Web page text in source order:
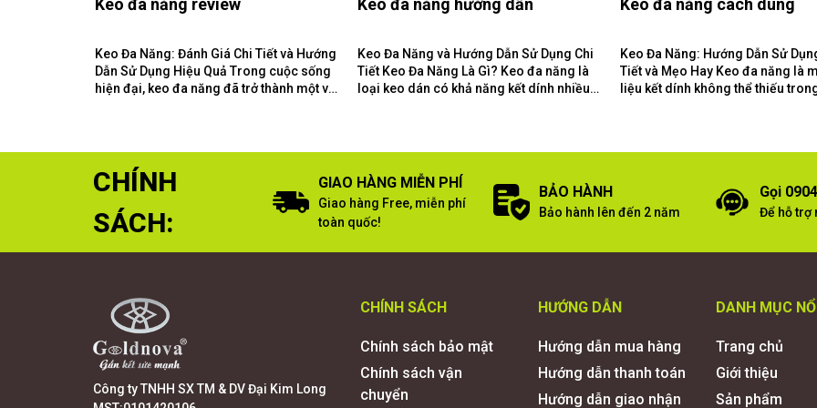
Keo Đa Năng: Đánh Giá Chi Tiết và Hướng
Dẫn Sử Dụng Hiệu Quả Trong cuộc sống
hiện đại, keo đa năng đã trở thành một vật
Keo Đa Năng và Hướng Dẫn Sử Dụng Chi
Tiết Keo Đa Năng Là Gì? Keo đa năng là
loại keo dán có khả năng kết dính nhiều
Keo Đa Năng: Hướng Dẫn Sử
Tiết và Mẹo Hay Keo đa năng là một vật
liệu kết dính không thể thiếu
CHÍNH
SÁCH:
GIAO HÀNG MIỄN PHÍ
Giao hàng Free, miễn phí
toàn quốc!
BẢO HÀNH
Bảo hành lên đến 2 năm
Gọi
Để hỗ trợ
Công ty TNHH SX TM & DV Đại Kim Long
CHÍNH SÁCH
Chính sách bảo mật
Chính sách vận
chuyển
HƯỚNG DẪN
Hướng dẫn mua hàng
Hướng dẫn thanh toán
Hướng dẫn giao nhận
DANH MỤC
Trang chủ
Giới thiệu
Sản phẩm